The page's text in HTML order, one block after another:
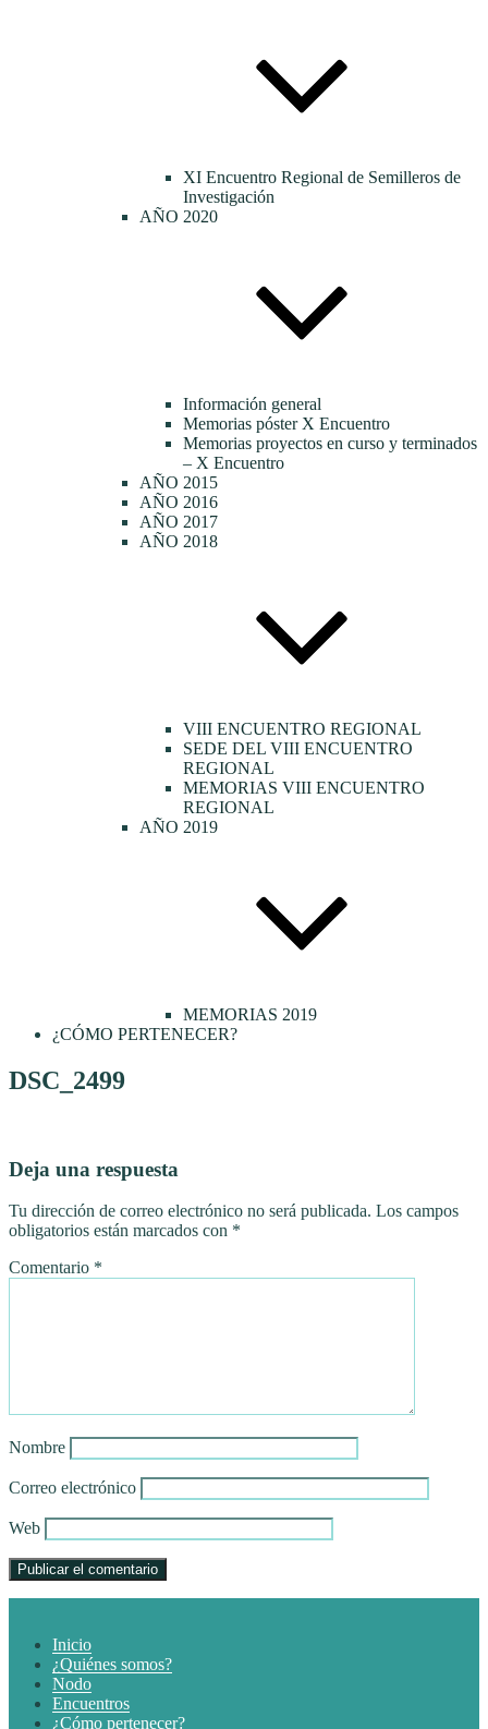
XI Encuentro Regional de Semilleros de
Investigación
AÑO 2020
Información general
Memorias póster X Encuentro
Memorias proyectos en curso y terminados
– X Encuentro
AÑO 2015
AÑO 2016
AÑO 2017
AÑO 2018
VIII ENCUENTRO REGIONAL
SEDE DEL VIII ENCUENTRO
REGIONAL
MEMORIAS VIII ENCUENTRO
REGIONAL
AÑO 2019
MEMORIAS 2019
¿CÓMO PERTENECER?
DSC_2499
Deja una respuesta
Tu dirección de correo electrónico no será publicada. Los campos
obligatorios están marcados con *
Comentario *
Nombre
Correo electrónico
Web
Inicio
¿Quiénes somos?
Nodo
Encuentros
¿Cómo pertenecer?